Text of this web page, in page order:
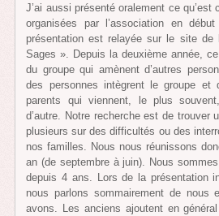
J’ai aussi présenté oralement ce
organisées par l’association en
présentation est relayée sur le site de
Sages ». Depuis la deuxième année,
du groupe qui amènent d’autres
des personnes intègrent le groupe et
parents qui viennent, le plus
d’autre. Notre recherche est de trouver
plusieurs sur des difficultés ou des
nos familles. Nous nous réunissons
an (de septembre à juin). Nous
depuis 4 ans. Lors de la présentation
nous parlons sommairement de nous
avons. Les anciens ajoutent en